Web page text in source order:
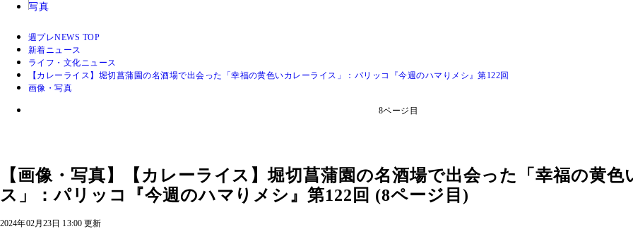
写真
週プレNEWS TOP
新着ニュース
ライフ・文化ニュース
【カレーライス】堀切菖蒲園の名酒場で出会った「幸福の黄色いカレーライス」：パリッコ『今週のハマりメシ』第122回
画像・写真
8ページ目
【画像・写真】【カレーライス】堀切菖蒲園の名酒場で出会った「幸福の黄色
ス」：パリッコ『今週のハマりメシ』第122回 (8ページ目)
2024年02月23日 13:00 更新